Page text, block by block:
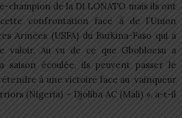
champion de la D1 LONATO mais ils ont
confrontation face à de l’Union
Armées (USFA) du Burkina-Faso qui a
valoir. Au vu de ce que Gbohloesu a
saison écoulée, ils peuvent passer le
à une victoire face au vainqueur
(Nigeria) – Djoliba AC (Mali) », a-t-il